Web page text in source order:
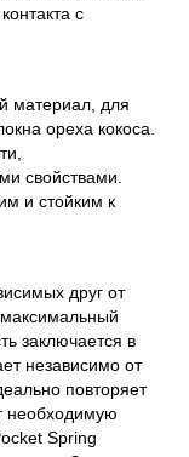
с
материал, для
ореха кокоса.
свойствами.
и стойким к
друг от
заключается в
независимо от
повторяет
необходимую
Spring